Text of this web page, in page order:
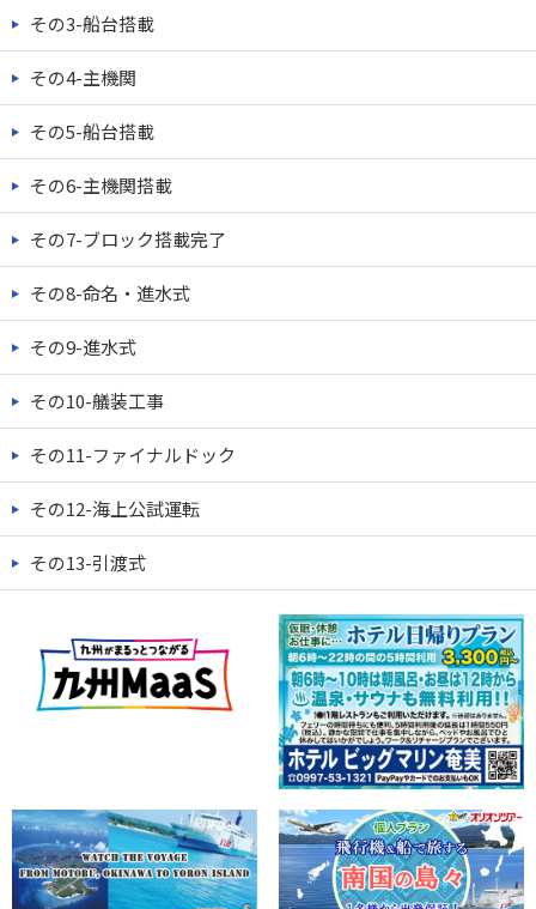
その3-船台搭載
その4-主機関
その5-船台搭載
その6-主機関搭載
その7-ブロック搭載完了
その8-命名・進水式
その9-進水式
その10-艤装工事
その11-ファイナルドック
その12-海上公試運転
その13-引渡式